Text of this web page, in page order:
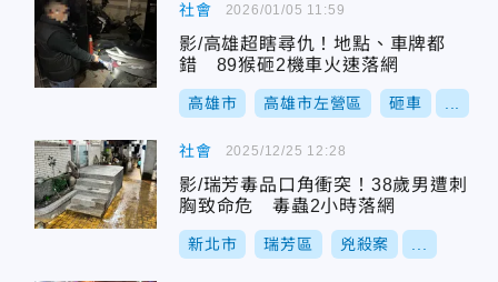
社會
影/高雄超瞎尋仇！地點、車牌都
錯 89猴砸2機車火速落網
高雄市 高雄市左營區 砸車
2026/01/05 11:59
社會
影/瑞芳毒品口角衝突！38歲男遭刺
胸致命危 毒蟲2小時落網
新北市 瑞芳區 兇殺案
2025/12/25 12:28